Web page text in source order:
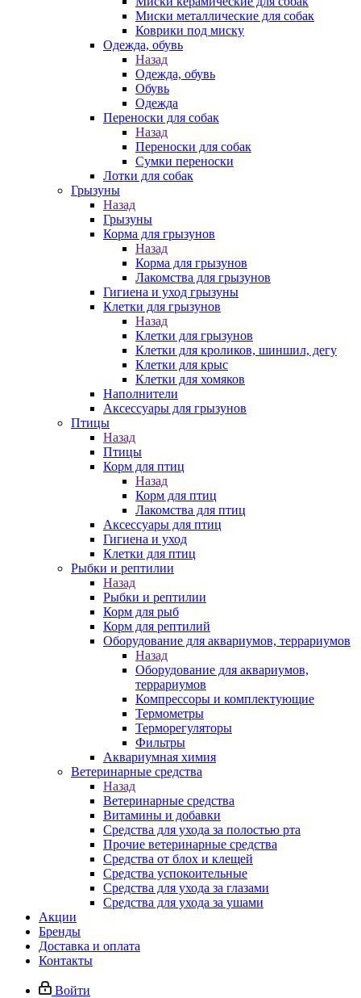
Миски металлические для собак
Коврики под миску
Одежда, обувь
Назад
Одежда, обувь
Обувь
Одежда
Переноски для собак
Назад
Переноски для собак
Сумки переноски
Лотки для собак
Грызуны
Назад
Грызуны
Корма для грызунов
Назад
Корма для грызунов
Лакомства для грызунов
Гигиена и уход грызуны
Клетки для грызунов
Назад
Клетки для грызунов
Клетки для кроликов, шиншил, дегу
Клетки для крыс
Клетки для хомяков
Наполнители
Аксессуары для грызунов
Птицы
Назад
Птицы
Корм для птиц
Назад
Корм для птиц
Лакомства для птиц
Аксессуары для птиц
Гигиена и уход
Клетки для птиц
Рыбки и рептилии
Назад
Рыбки и рептилии
Корм для рыб
Корм для рептилий
Оборудование для аквариумов, террариумов
Назад
Оборудование для аквариумов,
террариумов
Компрессоры и комплектующие
Термометры
Терморегуляторы
Фильтры
Аквариумная химия
Ветеринарные средства
Назад
Ветеринарные средства
Витамины и добавки
Средства для ухода за полостью рта
Прочие ветеринарные средства
Средства от блох и клещей
Средства успокоительные
Средства для ухода за глазами
Средства для ухода за ушами
Акции
Бренды
Доставка и оплата
Контакты
Войти